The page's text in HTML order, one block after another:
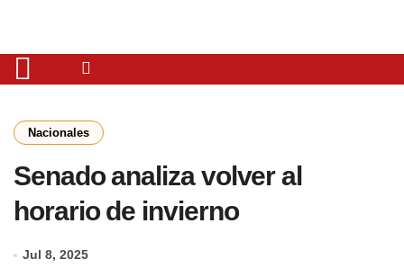
Nacionales
Senado analiza volver al
horario de invierno
Jul 8, 2025